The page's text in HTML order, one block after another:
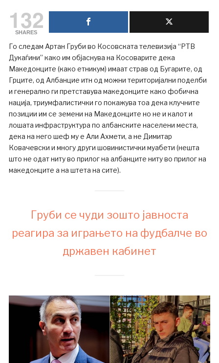
132
SHARES
Го следам Артан Груби во Косовската телевизија “РТВ
Дукаѓини” како им објаснува на Косоварите дека
Македонците (како етникум) имаат страв од Бугарите, од
Грците, од Албанцие итн од можни територијални поделби
и генерално ги претставува македонците како фобична
нација, триумфалистички го покажува тоа дека клучните
позиции им се земени на Македонците но не и калот и
лошата инфраструктура по албанските населени места,
дека на него шеф му е Али Ахмети, а не Димитар
Ковачевски и многу други шовинистички муабети (нешта
што не одат ниту во прилог на албанците ниту во прилог на
македонците а на штета на сите).
Груби се чуди зошто јавноста
реагира за играњето на фудбалче во
државен кабинет